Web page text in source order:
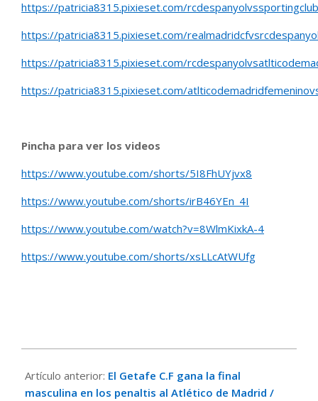
https://patricia8315.pixieset.com/
https://patricia8315.pixieset.com/
https://patricia8315.pixieset.com/
https://patricia8315.pixieset.com/
Pincha para ver los videos
https://www.youtube.com/shorts/5I8FhUYjvx8
https://www.youtube.com/shorts/irB46YEn_4I
https://www.youtube.com/watch?v=8WlmKixkA-4
https://www.youtube.com/shorts/xsLLcAtWUfg
05-
05
Artículo anterior: El Getafe C.F gana la final
masculina en los penaltis al Atlético de Madrid /